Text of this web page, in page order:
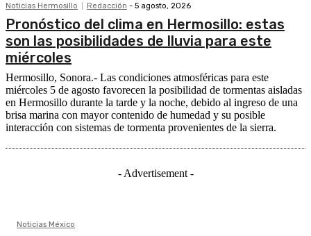
Noticias Hermosillo Redacción - 5 agosto, 2026
Pronóstico del clima en Hermosillo: estas
son las posibilidades de lluvia para este
miércoles
Hermosillo, Sonora.- Las condiciones atmosféricas para este
miércoles 5 de agosto favorecen la posibilidad de tormentas aisladas
en Hermosillo durante la tarde y la noche, debido al ingreso de una
brisa marina con mayor contenido de humedad y su posible
interacción con sistemas de tormenta provenientes de la sierra.
- Advertisement -
Noticias México